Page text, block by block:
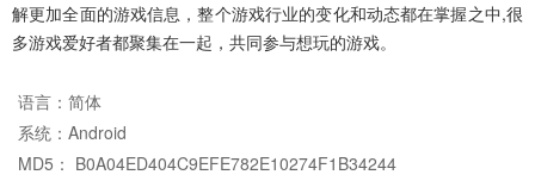
解更加全面的游戏信息，整个游戏行业的变化和动态都在掌握之中,很
多游戏爱好者都聚集在一起，共同参与想玩的游戏。
语言： 简体
系统： Android
MD5： B0A04ED404C9EFE782E10274F1B34244